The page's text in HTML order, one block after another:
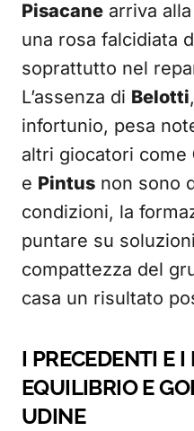
Pisacane arriva
una rosa falcidiata
soprattutto nel
L’assenza di Belotti
infortunio, pesa
altri giocatori come
e Pintus non sono
condizioni, la
puntare su
compattezza del
casa un risultato
I PRECEDENTI E
EQUILIBRIO E
UDINE